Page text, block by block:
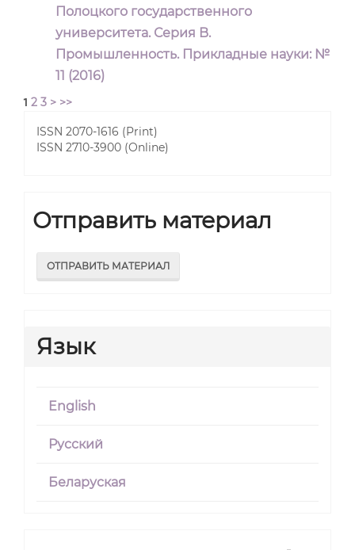
Полоцкого государственного
университета. Серия B.
Промышленность. Прикладные науки: №
11 (2016)
1 2 3 > >>
ISSN 2070-1616 (Print)
ISSN 2710-3900 (Online)
Отправить материал
ОТПРАВИТЬ МАТЕРИАЛ
Язык
English
Русский
Беларуская